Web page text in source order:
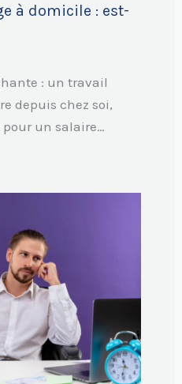
à domicile : est-
: un travail
depuis chez soi,
un salaire…